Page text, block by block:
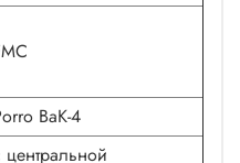
ВаК-4
центральной